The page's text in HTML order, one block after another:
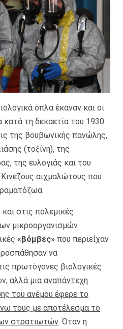
όπλα έκαναν και οι
τη δεκαετία του 1930.
της βουβωνικής πανώλης,
(τοξίνη), της
της ευλογιάς και του
αιχμαλώτους που
στις πολεμικές
μικροοργανισμών
«βόμβες» που περιείχαν
να
πρωτόγονες βιολογικές
αλλά μια αναπάντεχη
του ανέμου έφερε το
τους με αποτέλεσμα το
στρατιωτών. Όταν η